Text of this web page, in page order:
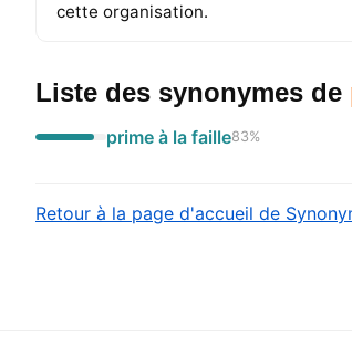
cette organisation.
Liste des synonymes de
prime à la faille83%
Retour à la page d'accueil de